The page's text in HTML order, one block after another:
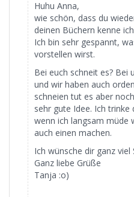
Huhu Anna,
wie schön, dass du
deinen Büchern kenne
Ich bin sehr gespannt,
vorstellen wirst.
Bei euch schneit es? Bei
und wir haben auch
schneien tut es aber
sehr gute Idee. Ich trinke
wenn ich langsam müde
auch einen machen.
Ich wünsche dir ganz viel
Ganz liebe Grüße
Tanja :o)